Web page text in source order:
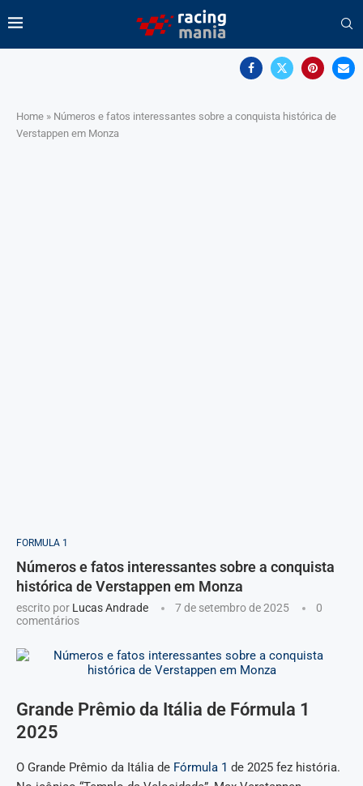
Home » Números e fatos interessantes sobre a conquista histórica de
Verstappen em Monza
FORMULA 1
Números e fatos interessantes sobre a conquista
histórica de Verstappen em Monza
escrito por Lucas Andrade 7 de setembro de 2025
0
comentários
Grande Prêmio da Itália de Fórmula 1
2025
O Grande Prêmio da Itália de Fórmula 1 de 2025 fez história.